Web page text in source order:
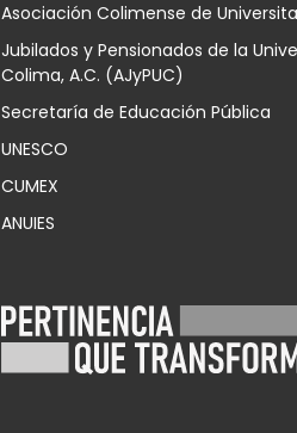
Asociación Colimense de
Jubilados y Pensionados de la
Colima, A.C. (AJyPUC)
Secretaría de Educación Pública
UNESCO
CUMEX
ANUIES